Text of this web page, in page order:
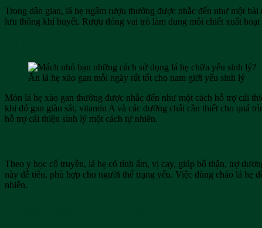
Trong dân gian, lá hẹ ngâm rượu thường được nhắc đến như một
lưu thông khí huyết. Rượu đóng vai trò làm dung môi chiết xuất
Ăn lá hẹ xào gan mỗi ngày rất tốt cho nam giới yếu sinh lý
Món lá hẹ xào gan thường được nhắc đến như một cách hỗ trợ cải
khi đó gan giàu sắt, vitamin A và các dưỡng chất cần thiết cho quá
hỗ trợ cải thiện sinh lý một cách tự nhiên.
Theo y học cổ truyền, lá hẹ có tính ấm, vị cay, giúp bổ thận, trợ
này dễ tiêu, phù hợp cho người thể trạng yếu. Việc dùng cháo lá hẹ
nhiên.